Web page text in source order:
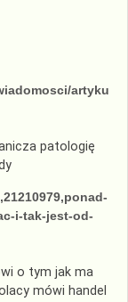
artyku
patologię
i-tak-jest-od-
o tym jak ma
mówi handel